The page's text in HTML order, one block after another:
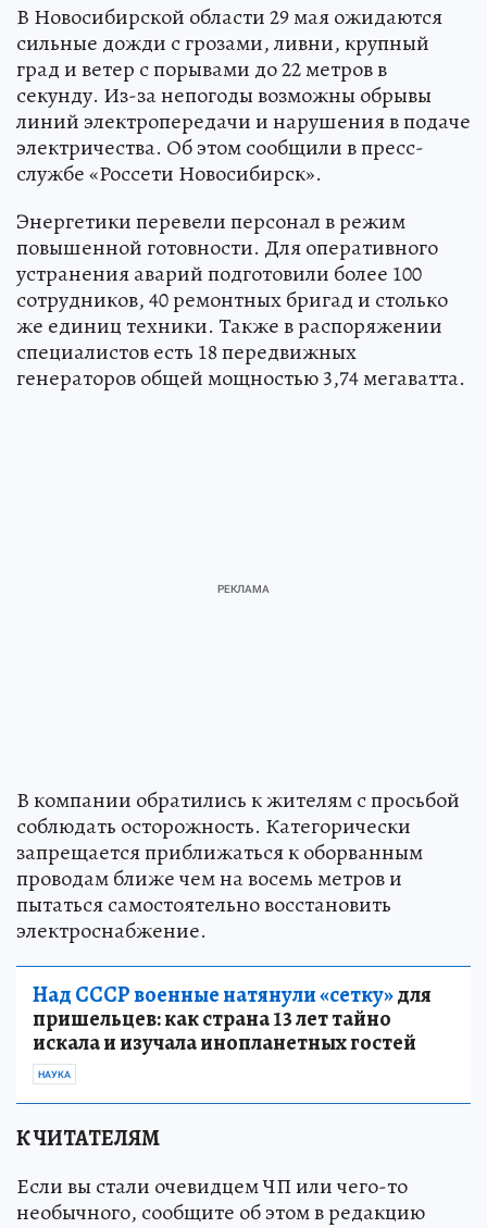
В Новосибирской области 29 мая ожидаются
сильные дожди с грозами, ливни, крупный
град и ветер с порывами до 22 метров в
секунду. Из-за непогоды возможны обрывы
линий электропередачи и нарушения в подаче
электричества. Об этом сообщили в пресс-
службе «Россети Новосибирск».
Энергетики перевели персонал в режим
повышенной готовности. Для оперативного
устранения аварий подготовили более 100
сотрудников, 40 ремонтных бригад и столько
же единиц техники. Также в распоряжении
специалистов есть 18 передвижных
генераторов общей мощностью 3,74 мегаватта.
В компании обратились к жителям с просьбой
соблюдать осторожность. Категорически
запрещается приближаться к оборванным
проводам ближе чем на восемь метров и
пытаться самостоятельно восстановить
электроснабжение.
Над СССР военные натянули «сетку»для
пришельцев: как страна 13 лет тайно
искала и изучала инопланетных гостей
НАУКА
К ЧИТАТЕЛЯМ
Если вы стали очевидцем ЧП или чего-то
необычного, сообщите об этом в редакцию